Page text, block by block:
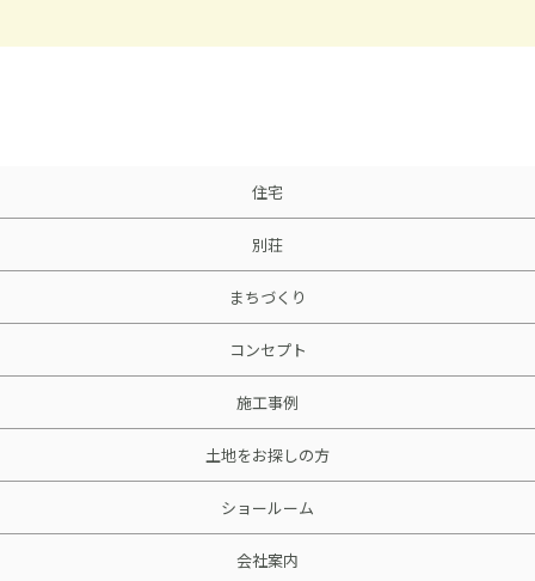
住宅
別荘
まちづくり
コンセプト
施工事例
土地をお探しの方
ショールーム
会社案内